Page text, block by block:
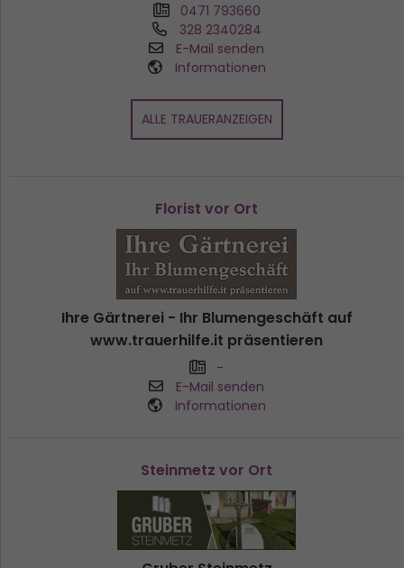
0471 793660
328 2340284
E-Mail senden
Informationen
ALLE TRAUERANZEIGEN
Florist vor Ort
Ihre Gärtnerei - Ihr Blumengeschäft auf
www.trauerhilfe.it präsentieren
-
E-Mail senden
Informationen
Steinmetz vor Ort